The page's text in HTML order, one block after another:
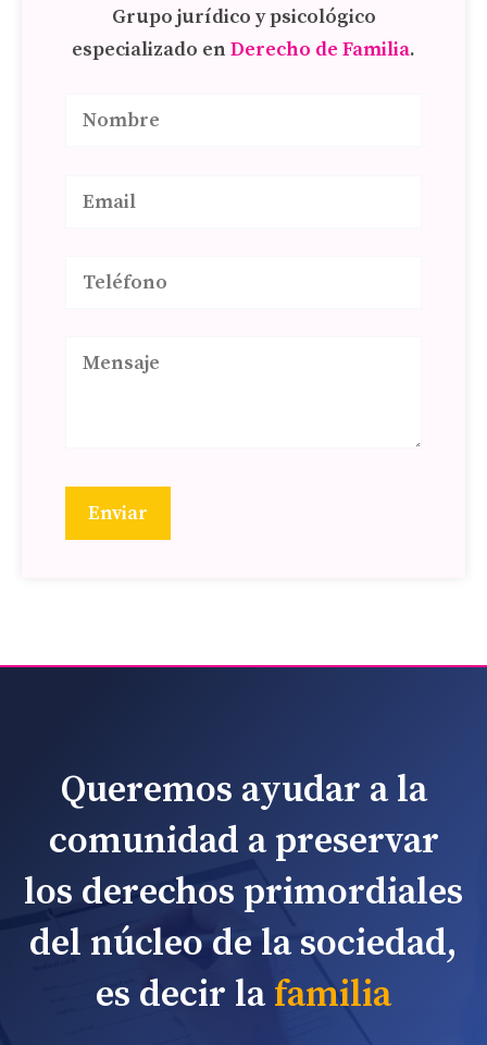
Grupo jurídico y psicológico
especializado en Derecho de Familia.
Queremos ayudar a la
comunidad a preservar
los derechos primordiales
del núcleo de la sociedad,
es decir lafamilia